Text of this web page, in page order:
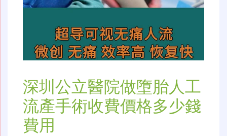
深圳公立醫院做墮胎人工
流產手術收費價格多少錢
費用